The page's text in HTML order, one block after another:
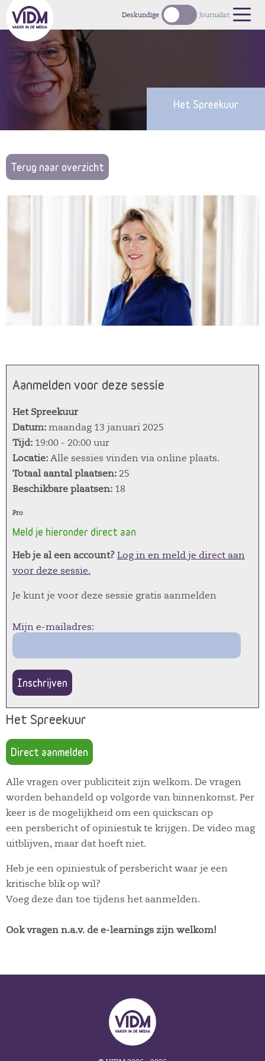
Deskundige Journalist
Het Spreekuur
Terug naar overzicht
Aanmelden voor deze sessie
Het Spreekuur
Datum: maandag 13 januari 2025
Tijd: 19:00 - 20:00 uur
Locatie: Alle sessies vinden via online plaats.
Totaal aantal plaatsen: 25
Beschikbare plaatsen: 18
Pro
Meld je hieronder direct aan
Heb je al een account? Log in en meld je direct aan
voor deze sessie.
Je kunt je voor deze sessie gratis aanmelden
Mijn e-mailadres:
Inschrijven
Het Spreekuur
Direct aanmelden
Alle vragen over publiciteit zijn welkom. De vragen
worden behandeld op volgorde van binnenkomst. Per
keer is de mogelijkheid om een quickscan op
een persbericht of opiniestuk te krijgen. De video mag
uitblijven, maar dat hoeft niet.
Heb je een opiniestuk of persbericht waar je een
kritische blik op wil?
Voeg deze dan toe tijdens het aanmelden.
Ook vragen n.a.v. de e-learnings zijn welkom!